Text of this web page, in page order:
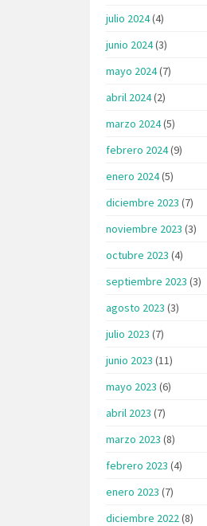
julio 2024(4)
junio 2024(3)
mayo 2024(7)
abril 2024(2)
marzo 2024(5)
febrero 2024(9)
enero 2024(5)
diciembre 2023 (7)
noviembre 2023 (3)
octubre 2023 (4)
septiembre 2023 (3)
agosto 2023 (3)
julio 2023 (7)
junio 2023 (11)
mayo 2023 (6)
abril 2023 (7)
marzo 2023 (8)
febrero 2023 (4)
enero 2023 (7)
diciembre 2022 (8)